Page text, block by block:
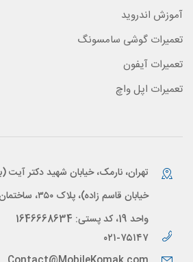
آموزش اندروید
تعمیرات گوشی سامسونگ
تعمیرات آیفون
تعمیرات اپل واچ
تهران، نارمک، خیابان شهید دکتر آیت
خیابان قاسم
واحد 19، کد پستی: 1646668634
۰۲۱-۷۵۱۴۷